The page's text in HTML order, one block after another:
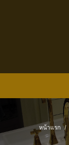
หน้าแรก